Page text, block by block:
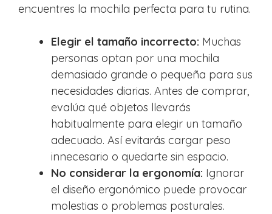
encuentres la mochila perfecta para tu rutina.
Elegir el tamaño incorrecto: Muchas
personas optan por una mochila
demasiado grande o pequeña para sus
necesidades diarias. Antes de comprar,
evalúa qué objetos llevarás
habitualmente para elegir un tamaño
adecuado. Así evitarás cargar peso
innecesario o quedarte sin espacio.
No considerar la ergonomía: Ignorar
el diseño ergonómico puede provocar
molestias o problemas posturales.